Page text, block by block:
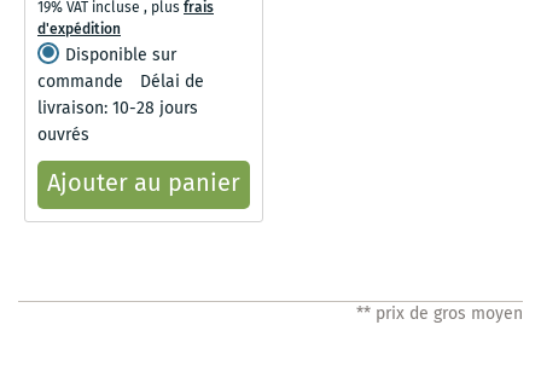
19% VAT incluse , plusfrais
d'expédition
Disponible sur
commande
Délai de
livraison: 10-28 jours
ouvrés
Ajouter au panier
** prix de gros moyen